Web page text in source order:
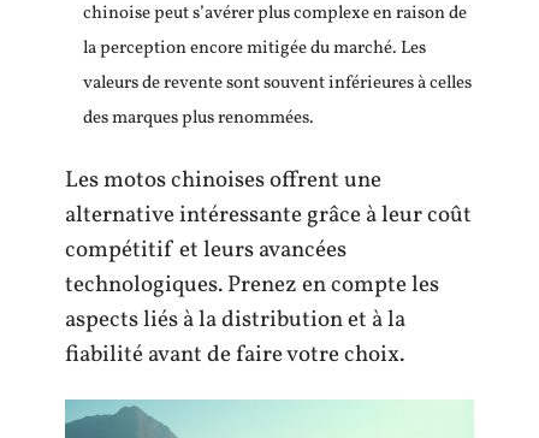
chinoise peut s’avérer plus complexe en raison de
la perception encore mitigée du marché. Les
valeurs de revente sont souvent inférieures à celles
des marques plus renommées.
Les motos chinoises offrent une
alternative intéressante grâce à leur coût
compétitif et leurs avancées
technologiques. Prenez en compte les
aspects liés à la distribution et à la
fiabilité avant de faire votre choix.